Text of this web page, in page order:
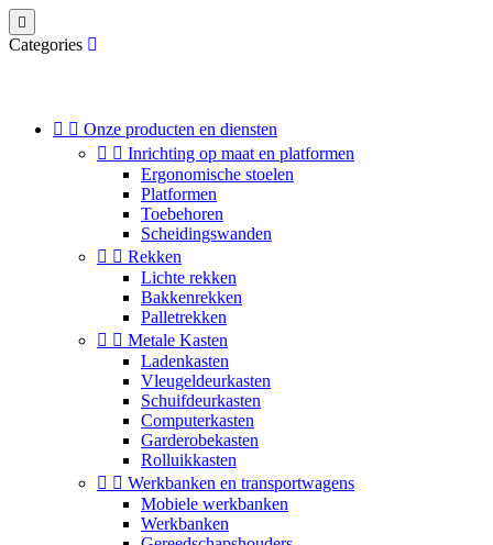

Categories
  Onze producten en diensten
  Inrichting op maat en platformen
Ergonomische stoelen
Platformen
Toebehoren
Scheidingswanden
  Rekken
Lichte rekken
Bakkenrekken
Palletrekken
  Metale Kasten
Ladenkasten
Vleugeldeurkasten
Schuifdeurkasten
Computerkasten
Garderobekasten
Rolluikkasten
  Werkbanken en transportwagens
Mobiele werkbanken
Werkbanken